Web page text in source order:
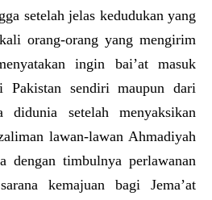
setelah jelas kedudukan yang
orang-orang yang mengirim
ingin bai’at masuk
Pakistan sendiri maupun dari
didunia setelah menyaksikan
lawan-lawan Ahmadiyah
dengan timbulnya perlawanan
kemajuan bagi Jema’at